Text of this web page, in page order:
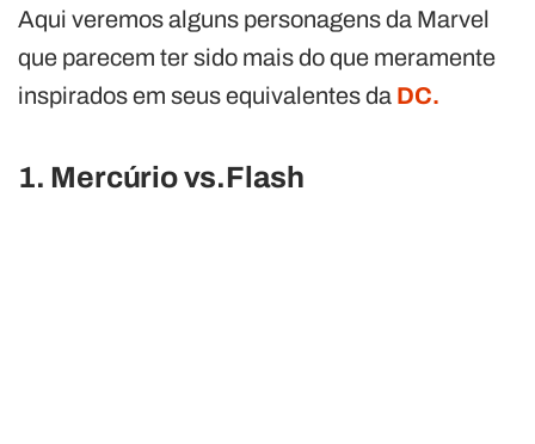
Aqui veremos alguns personagens da Marvel
que parecem ter sido mais do que meramente
inspirados em seus equivalentes da DC.
1. Mercúrio vs.Flash